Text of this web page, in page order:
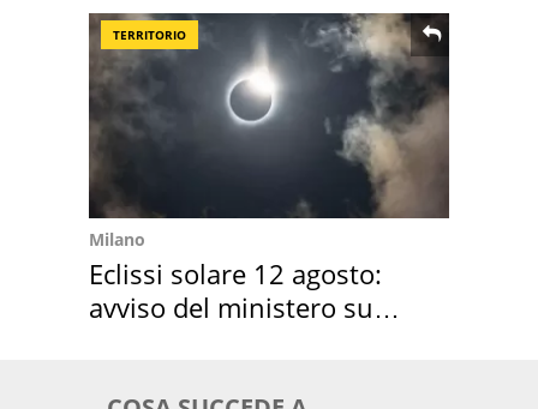
TERRITORIO
Milano
Eclissi solare 12 agosto:
avviso del ministero su